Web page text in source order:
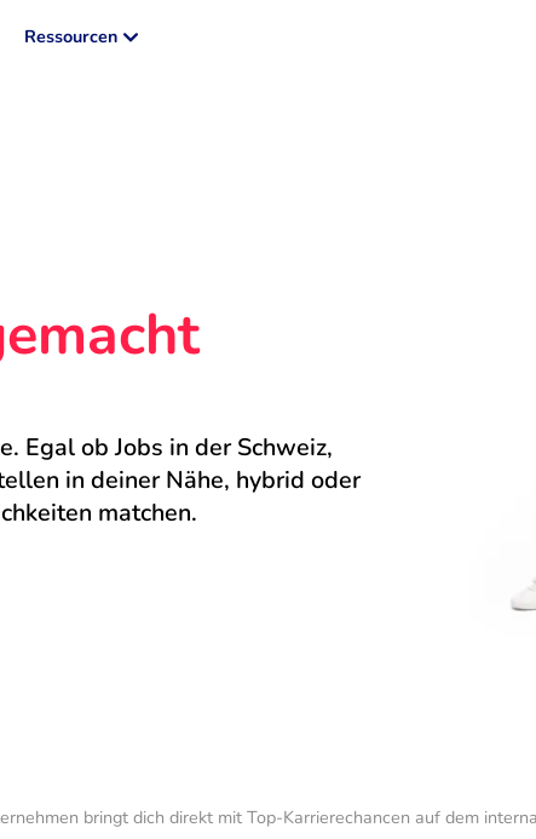
Ressourcen
Egal ob Jobs in der Schweiz,
in deiner Nähe, hybrid oder
matchen.
bringt dich direkt mit Top-Karrierechancen auf dem